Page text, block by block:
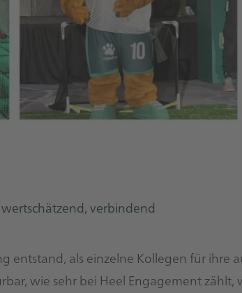
verbindend
entstand, als einzelne Kollegen für ihre
wie sehr bei Heel Engagement